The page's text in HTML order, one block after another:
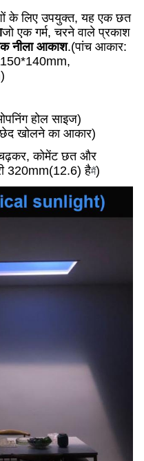
के लिए उपयुक्त, यह एक छत
जो एक गर्म, चरने वाले प्रकाश
नीला आकाश.(पांच आकार:
होल साइज)
खोलने का आकार)
चढ़कर, कोमेंट छत और
320mm(12.6) हैमैं)